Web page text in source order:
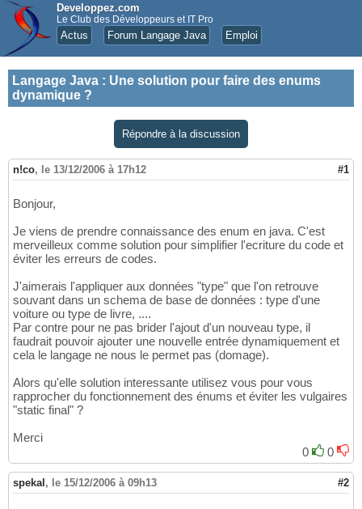
Developpez.com
Le Club des Développeurs et IT Pro
Actus Forum Langage Java Emploi
Langage Java : Une solution pour faire des enums
dynamique ?
Répondre à la discussion
n!co, le 13/12/2006 à 17h12 #1
Bonjour,
Je viens de prendre connaissance des enum en java. C'est
merveilleux comme solution pour simplifier l'ecriture du code et
éviter les erreurs de codes.
J'aimerais l'appliquer aux données "type" que l'on retrouve
souvant dans un schema de base de données : type d'une
voiture ou type de livre, ....
Par contre pour ne pas brider l'ajout d'un nouveau type, il
faudrait pouvoir ajouter une nouvelle entrée dynamiquement et
cela le langage ne nous le permet pas (domage).
Alors qu'elle solution interessante utilisez vous pour vous
rapprocher du fonctionnement des énums et éviter les vulgaires
"static final" ?
Merci
0
0
spekal , le 15/12/2006 à 09h13 #2